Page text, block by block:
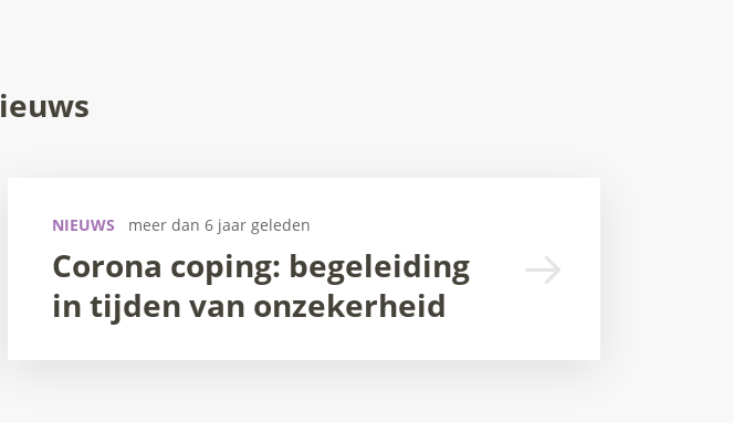
NIEUWS meer dan 6 jaar geleden
Corona coping: begeleiding
in tijden van onzekerheid